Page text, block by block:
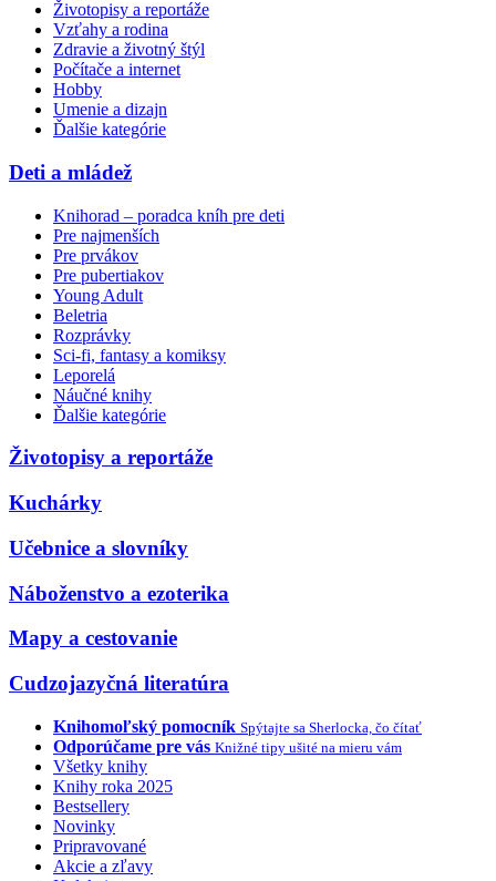
Životopisy a reportáže
Vzťahy a rodina
Zdravie a životný štýl
Počítače a internet
Hobby
Umenie a dizajn
Ďalšie kategórie
Deti a mládež
Knihorad – poradca kníh pre deti
Pre najmenších
Pre prvákov
Pre pubertiakov
Young Adult
Beletria
Rozprávky
Sci-fi, fantasy a komiksy
Leporelá
Náučné knihy
Ďalšie kategórie
Životopisy a reportáže
Kuchárky
Učebnice a slovníky
Náboženstvo a ezoterika
Mapy a cestovanie
Cudzojazyčná literatúra
Knihomoľský pomocník Spýtajte sa Sherlocka, čo čítať
Odporúčame pre vás Knižné tipy ušité na mieru vám
Všetky knihy
Knihy roka 2025
Bestsellery
Novinky
Pripravované
Akcie a zľavy